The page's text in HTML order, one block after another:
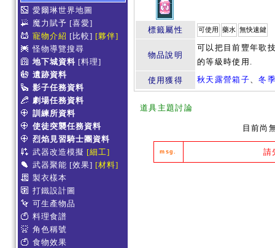
愛爾琳世界地圖
魔力賦予 [喜愛]
寵物介紹 [比較] [夥伴]
怪物導覽搜尋
地下城資料 [料理]
遺跡資料
影子任務資料
劇場任務資料
訓練所資料
使徒突襲任務資料
烈焰見習騎士團資料
武器改造模擬 [細工]
武器聚能 [效果] [材料]
製衣樣本
打鐵設計圖
可生產物品
料理食譜
角色稱號
食物效果
標籤屬性 可使用 藥水 無快速鍵
物品說明
可以把目前豐年歌
的等級時使用.
使用獲得
秋天露營箱子、冬
道具主題討論
目前尚
msg. 請